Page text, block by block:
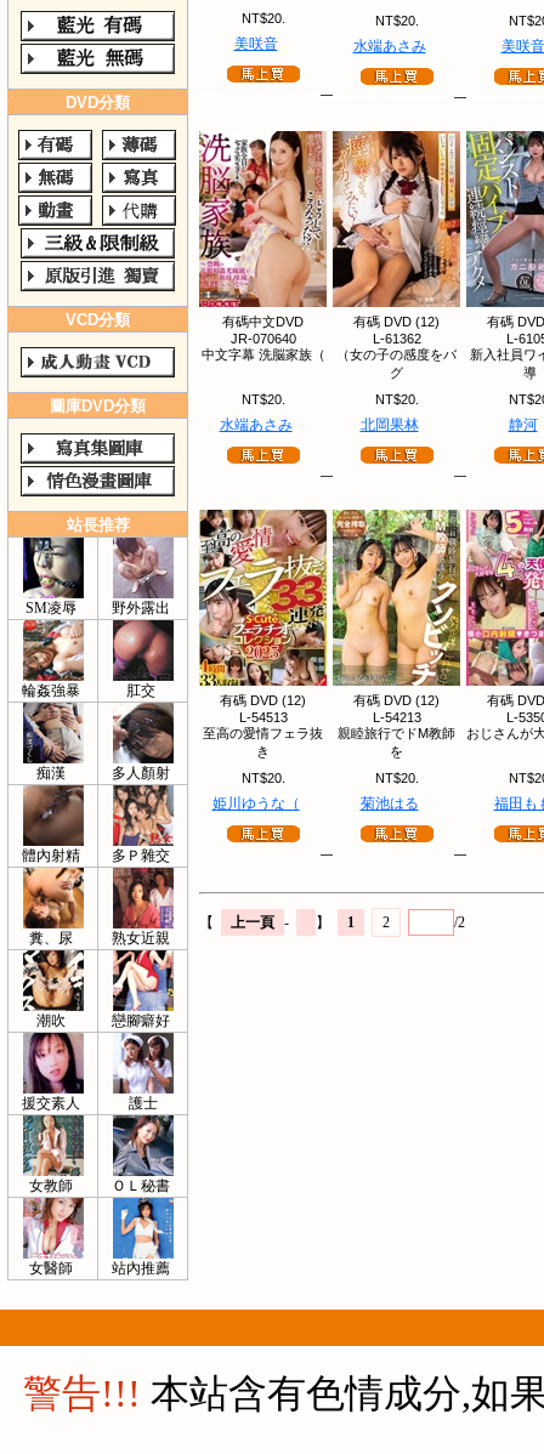
DVD分類
VCD分類
圖庫DVD分類
站長推荐
SM凌辱 野外露出
輪姦強暴 肛交
痴漢 多人顏射
體內射精 多Ｐ雜交
糞、尿 熟女近親
潮吹 戀腳癖好
援交素人 護士
女教師 ＯＬ秘書
女醫師 站內推薦
NT$20.
美咲音
NT$20.
水端あさみ 美咲音
有碼中文DVD
JR-070640
中文字幕 洗脳家族（
NT$20.
水端あさみ
有碼 DVD (12)
L-61362
（女の子の感度をバ
グ
NT$20.
北岡果林
有碼
L-
新入社員ワ
導
静河
有碼 DVD (12)
L-54513
至高の愛情フェラ抜
き
NT$20.
姫川ゆうな（
有碼 DVD (12)
L-54213
親睦旅行でドM教師
を
NT$20.
菊池はる
有碼
L-
おじさんが
福田も
【 上一頁 - 】 1 2 /2
警告!!! 本站含有色情成分,如